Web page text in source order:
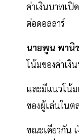
ค่าเงินบาทเปิ
ต่อดอลลาร์
นายพูน พานิช
โน้มของค่าเงิ
และมีแนวโน้ม
ของผู้เล่นในต
ขณะเดียวกัน